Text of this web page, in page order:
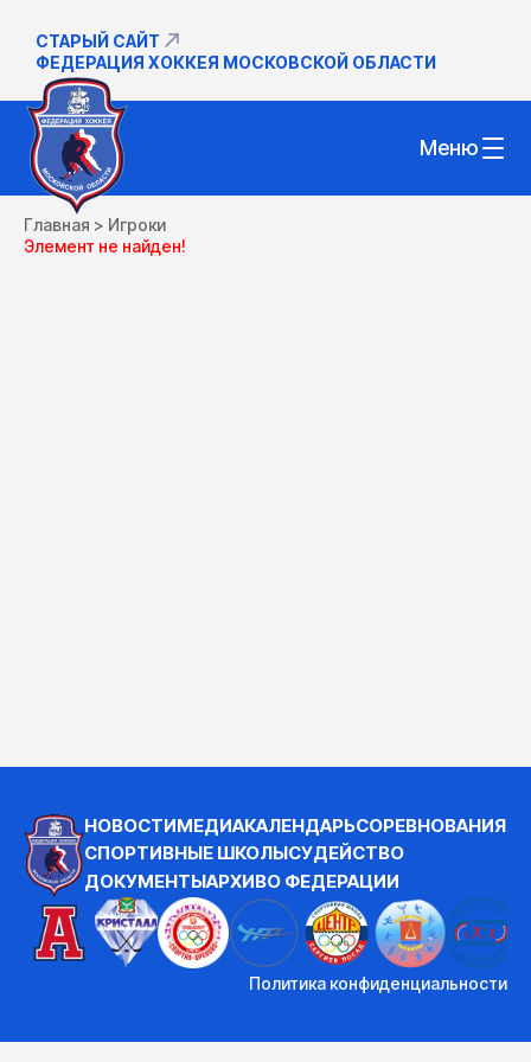
СТАРЫЙ САЙТ
ФЕДЕРАЦИЯ ХОККЕЯ МОСКОВСКОЙ ОБЛАСТИ
Меню
Главная > Игроки
Элемент не найден!
НОВОСТИМЕДИАКАЛЕНДАРЬСОРЕВНОВАНИЯ
СПОРТИВНЫЕ ШКОЛЫСУДЕЙСТВО
ДОКУМЕНТЫАРХИВО ФЕДЕРАЦИИ
Политика конфиденциальности